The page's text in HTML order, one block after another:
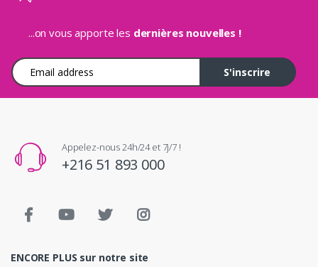
...on vous apporte les dernières nouvelles !
Adresse e-mail
S'inscrire
Appelez-nous 24h/24 et 7j/7 !
+216 51 893 000
ENCORE PLUS sur notre site